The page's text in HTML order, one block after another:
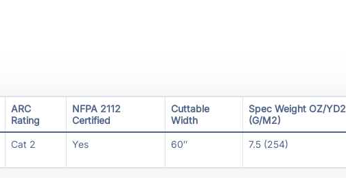
ARC
Rating
NFPA 2112
Certified
Cuttable
Width
Spec Weight OZ/YD2
(G/M2)
Cat 2 Yes 60″ 7.5 (254)